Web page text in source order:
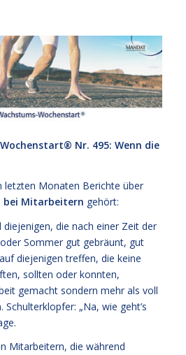
Nr. 495: Wenn die
letzten Monaten Berichte über
bei Mitarbeitern gehört:
die nach einer Zeit der
Sommer gut gebräunt, gut
diejenigen treffen, die keine
sollten oder konnten,
gemacht sondern mehr als voll
„Na, wie geht’s
Mitarbeitern, die während